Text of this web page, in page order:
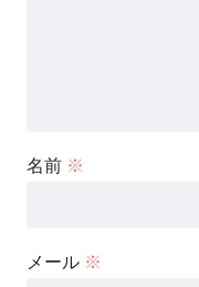
名前 ※
メール ※